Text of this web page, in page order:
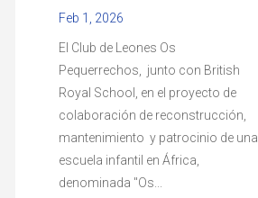
Feb 1, 2026
El Club de Leones Os
Pequerrechos, junto con British
Royal School, en el proyecto de
colaboración de reconstrucción,
mantenimiento y patrocinio de una
escuela infantil en África,
denominada "Os...